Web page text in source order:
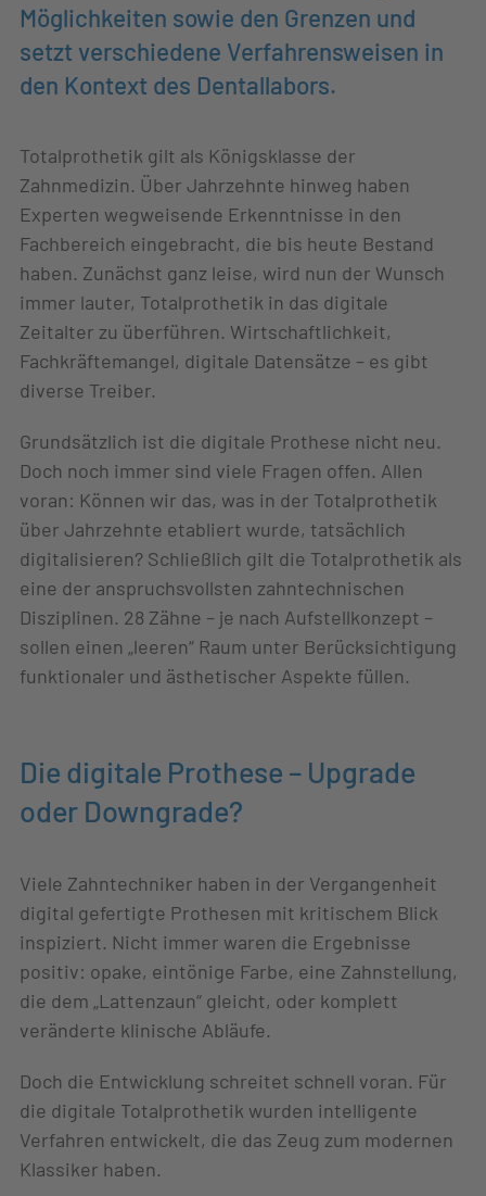
Möglichkeiten sowie den Grenzen und
setzt verschiedene Verfahrensweisen in
den Kontext des Dentallabors.
Totalprothetik gilt als Königsklasse der
Zahnmedizin. Über Jahrzehnte hinweg haben
Experten wegweisende Erkenntnisse in den
Fachbereich eingebracht, die bis heute Bestand
haben. Zunächst ganz leise, wird nun der Wunsch
immer lauter, Totalprothetik in das digitale
Zeitalter zu überführen. Wirtschaftlichkeit,
Fachkräftemangel, digitale Datensätze – es gibt
diverse Treiber.
Grundsätzlich ist die digitale Prothese nicht neu.
Doch noch immer sind viele Fragen offen. Allen
voran: Können wir das, was in der Totalprothetik
über Jahrzehnte etabliert wurde, tatsächlich
digitalisieren? Schließlich gilt die Totalprothetik als
eine der anspruchsvollsten zahntechnischen
Disziplinen. 28 Zähne – je nach Aufstellkonzept –
sollen einen „leeren“ Raum unter Berücksichtigung
funktionaler und ästhetischer Aspekte füllen.
Die digitale Prothese – Upgrade
oder Downgrade?
Viele Zahntechniker haben in der Vergangenheit
digital gefertigte Prothesen mit kritischem Blick
inspiziert. Nicht immer waren die Ergebnisse
positiv: opake, eintönige Farbe, eine Zahnstellung,
die dem „Lattenzaun“ gleicht, oder komplett
veränderte klinische Abläufe.
Doch die Entwicklung schreitet schnell voran. Für
die digitale Totalprothetik wurden intelligente
Verfahren entwickelt, die das Zeug zum modernen
Klassiker haben.